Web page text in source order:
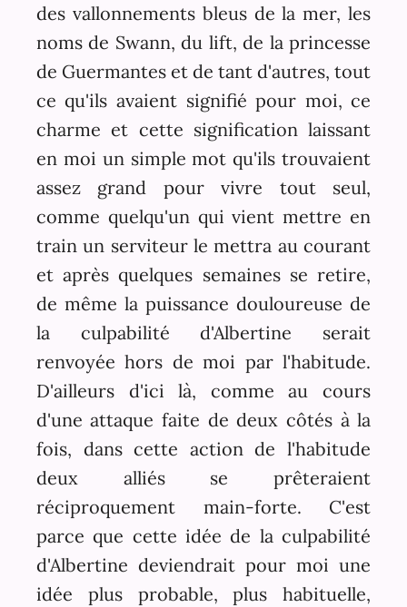
des vallonnements bleus de la mer, les
noms de Swann, du lift, de la princesse
de Guermantes et de tant d'autres, tout
ce qu'ils avaient signifié pour moi, ce
charme et cette signification laissant
en moi un simple mot qu'ils trouvaient
assez grand pour vivre tout seul,
comme quelqu'un qui vient mettre en
train un serviteur le mettra au courant
et après quelques semaines se retire,
de même la puissance douloureuse de
la culpabilité d'Albertine serait
renvoyée hors de moi par l'habitude.
D'ailleurs d'ici là, comme au cours
d'une attaque faite de deux côtés à la
fois, dans cette action de l'habitude
deux alliés se prêteraient
réciproquement main-forte. C'est
parce que cette idée de la culpabilité
d'Albertine deviendrait pour moi une
idée plus probable, plus habituelle,